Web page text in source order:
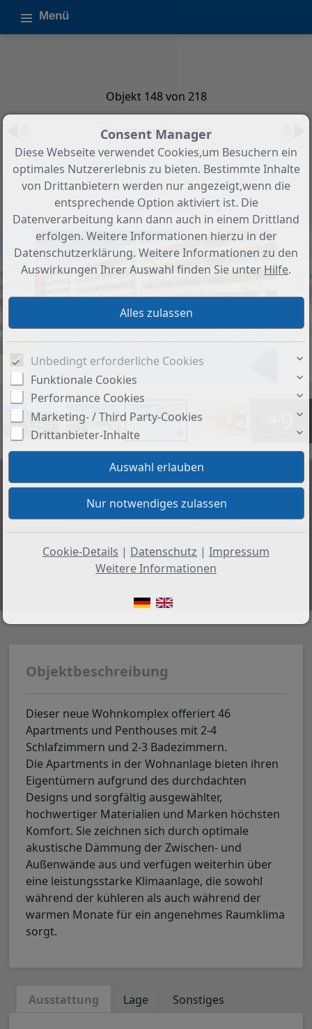
Menü
Objekt 148 von 218
Zurück zur Übersicht
NEUBAU - Luxus-Penthouse
SOFORT - 500 m zum Strand
Objekt-Nr.: 883
Preis:
1.370.000 €
Wohnfläche ca.:
143 m²
Zimmeranzahl:
5
Objektbeschreibung
Dieser neue Wohnkomplex offeriert 46
Apartments und Penthouses mit 2-4
Schlafzimmern und 2-3 Badezimmern.
Die Apartments in der Wohnanlage bieten ihren
Eigentümern aufgrund des durchdachten
Designs und sorgfältig ausgewählter,
hochwertiger Materialien und Marken höchsten
Komfort. Sie zeichnen sich durch optimale
akustische Dämmung der Zwischen- und
Außenwände aus und verfügen weiterhin über
eine leistungsstarke Klimaanlage, die sowohl
während der kühleren als auch während der
warmen Monate für ein angenehmes Raumklima
sorgt.
Ausstattung Lage Sonstiges
Consent Manager
Diese Webseite verwendet Cookies,um Besuchern ein
optimales Nutzererlebnis zu bieten. Bestimmte Inhalte
von Drittanbietern werden nur angezeigt,wenn die
entsprechende Option aktiviert ist. Die
Datenverarbeitung kann dann auch in einem Drittland
erfolgen. Weitere Informationen hierzu in der
Datenschutzerklärung. Weitere Informationen zu den
Auswirkungen Ihrer Auswahl finden Sie unter Hilfe.
Unbedingt erforderliche Cookies
Funktionale Cookies
Performance Cookies
Marketing- / Third Party-Cookies
Drittanbieter-Inhalte
Cookie-Details | Datenschutz | Impressum
Weitere Informationen